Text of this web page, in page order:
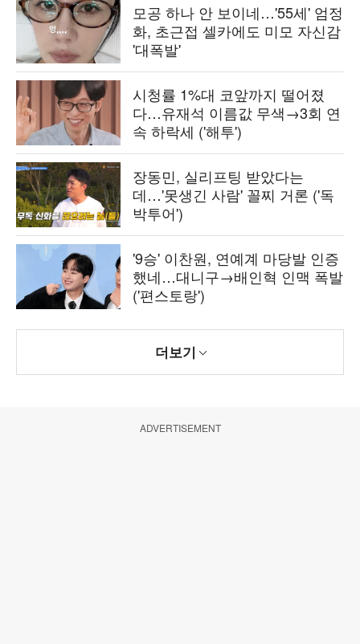
모공 하나 안 보이네…'55세' 엄정
화, 초근접 셀카에도 미모 자신감
'대폭발'
시청률 1%대 코앞까지 떨어졌
다…유재석 이름값 무색→3회 연
속 하락세 ('해투')
장동민, 실리프팅 받았다는
데…'못생긴 사람' 꼴찌 거론 ('독
박투어')
'9승' 이찬원, 연예계 마당발 인증
했네…대니구→배인혁 인맥 폭발
('편스토랑')
더보기
ADVERTISEMENT